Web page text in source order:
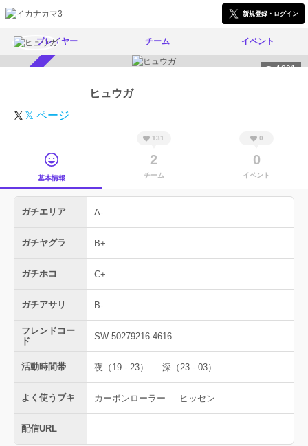
新規登録・ログイン
プレイヤー チーム イベント
1301
ヒュウガ
𝕏 ページ
基本情報
131
2
チーム
0
0
イベント
ガチエリア A-
ガチヤグラ B+
ガチホコ C+
ガチアサリ B-
フレンドコー
ド
SW-50279216-4616
活動時間帯 夜（19 - 23） 深（23 - 03）
よく使うブキ カーボンローラー ヒッセン
配信URL